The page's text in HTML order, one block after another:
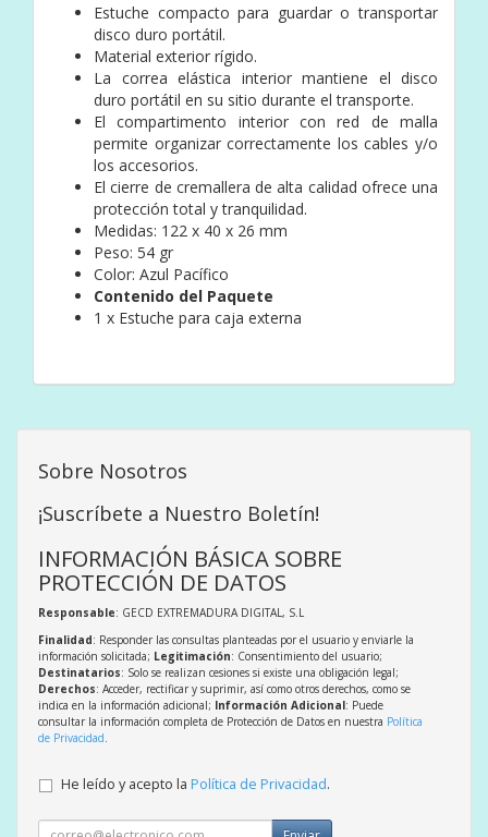
Estuche compacto para guardar o transportar
disco duro portátil.
Material exterior rígido.
La correa elástica interior mantiene el disco
duro portátil en su sitio durante el transporte.
El compartimento interior con red de malla
permite organizar correctamente los cables y/o
los accesorios.
El cierre de cremallera de alta calidad ofrece una
protección total y tranquilidad.
Medidas: 122 x 40 x 26 mm
Peso: 54 gr
Color: Azul Pacífico
Contenido del Paquete
1 x Estuche para caja externa
Sobre Nosotros
¡Suscríbete a Nuestro Boletín!
INFORMACIÓN BÁSICA SOBRE
PROTECCIÓN DE DATOS
Responsable: GECD EXTREMADURA DIGITAL, S.L
Finalidad: Responder las consultas planteadas por el usuario y enviarle la
información solicitada; Legitimación: Consentimiento del usuario;
Destinatarios: Solo se realizan cesiones si existe una obligación legal;
Derechos: Acceder, rectificar y suprimir, así como otros derechos, como se
indica en la información adicional; Información Adicional: Puede
consultar la información completa de Protección de Datos en nuestra Política
de Privacidad
He leído y acepto la Política de Privacidad.